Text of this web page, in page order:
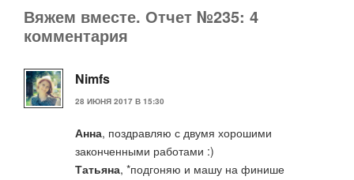
Вяжем вместе. Отчет №235: 4
комментария
Nimfs
28 ИЮНЯ 2017 В 15:30
Анна, поздравляю с двумя хорошими
законченными работами :)
Татьяна, *подгоняю и машу на финише